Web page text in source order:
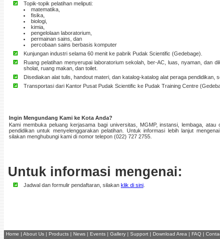
Topik-topik pelatihan meliputi:
matematika,
fisika,
biologi,
kimia,
pengelolaan laboratorium,
permainan sains, dan
percobaan sains berbasis komputer
Kunjungan industri selama 60 menit ke pabrik Pudak Scientific (Gedebage).
Ruang pelatihan menyerupai laboratorium sekolah, ber-AC, luas, nyaman, dan
sholat, ruang makan, dan toilet.
Disediakan alat tulis, handout materi, dan katalog-katalog alat peraga pendidikan,
Transportasi dari Kantor Pusat Pudak Scientific ke Pudak Training Centre
Ingin Mengundang Kami ke Kota Anda?
Kami membuka peluang kerjasama bagi universitas, MGMP, instansi, lembaga,
pendidikan untuk menyelenggarakan pelatihan. Untuk informasi lebih lanjut
silakan menghubungi kami di nomor telepon (022) 727 2755.
Untuk informasi mengenai:
Jadwal dan formulir pendaftaran, silakan klik di sini
Home | About Us | Products | News | Events | Gallery | Support | Download Area | FAQ |